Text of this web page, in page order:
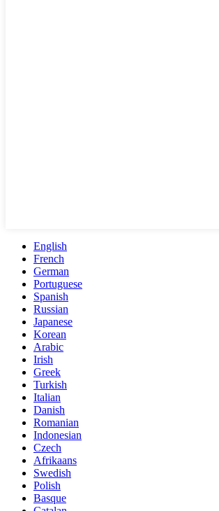
English
French
German
Portuguese
Spanish
Russian
Japanese
Korean
Arabic
Irish
Greek
Turkish
Italian
Danish
Romanian
Indonesian
Czech
Afrikaans
Swedish
Polish
Basque